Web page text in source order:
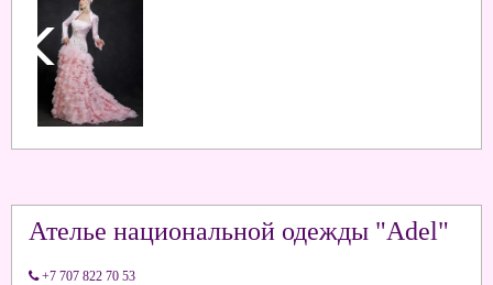
Ателье национальной одежды "Adel"
+7 707 822 70 53